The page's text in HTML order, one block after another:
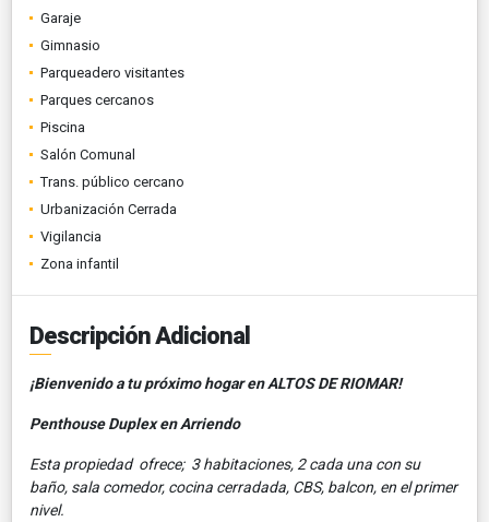
Garaje
Gimnasio
Parqueadero visitantes
Parques cercanos
Piscina
Salón Comunal
Trans. público cercano
Urbanización Cerrada
Vigilancia
Zona infantil
Descripción Adicional
¡Bienvenido a tu próximo hogar en ALTOS DE RIOMAR!
Penthouse Duplex en Arriendo
Esta propiedad ofrece; 3 habitaciones, 2 cada una con su
baño, sala comedor, cocina cerradada, CBS, balcon, en el primer
nivel.